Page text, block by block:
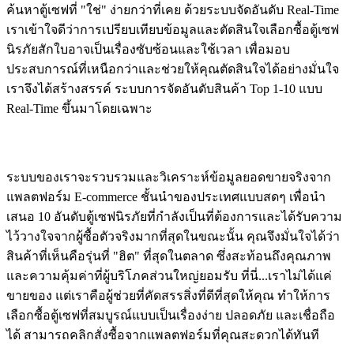
ค้นหาตู้เซฟที่ "ใช่" ง่ายกว่าที่เคย ด้วยระบบจัดอันดับ Real-Time
เราเข้าใจดีว่าการเปรียบเทียบข้อมูลและตัดสินใจเลือกซื้อตู้เซฟ
นิรภัยสักใบอาจเป็นเรื่องซับซ้อนและใช้เวลา เพื่อมอบ
ประสบการณ์ที่เหนือกว่าและช่วยให้คุณตัดสินใจได้อย่างมั่นใจ
เราจึงได้สร้างสรรค์ ระบบการจัดอันดับสินค้า Top 1-10 แบบ
Real-Time ขึ้นมาโดยเฉพาะ
ระบบของเราจะรวบรวมและวิเคราะห์ข้อมูลยอดขายจริงจาก
แพลตฟอร์ม E-commerce ชั้นนำของประเทศแบบสดๆ เพื่อนำ
เสนอ 10 อันดับตู้เซฟนิรภัยที่กำลังเป็นที่ต้องการและได้รับความ
ไว้วางใจจากผู้ซื้อตัวจริงมากที่สุดในขณะนั้น คุณจึงมั่นใจได้ว่า
สินค้าที่เห็นคือรุ่นที่ "ฮิต" ที่สุดในตลาด ซึ่งสะท้อนถึงคุณภาพ
และความคุ้มค่าที่ผู้บริโภคส่วนใหญ่ยอมรับ ที่นี่...เราไม่ได้แค่
ขายของ แต่เราคือผู้ช่วยที่คัดสรรสิ่งที่ดีที่สุดให้คุณ ทำให้การ
เลือกซื้อตู้เซฟที่สมบูรณ์แบบเป็นเรื่องง่าย ปลอดภัย และเชื่อถือ
ได้ สามารถคลิกสั่งซื้อจากแพลตฟอร์มที่คุณสะดวกได้ทันที